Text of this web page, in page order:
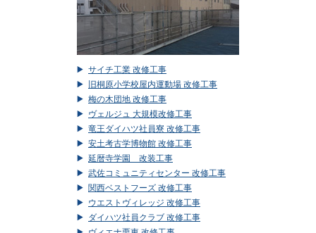
サイチ工業 改修工事
旧桐原小学校屋内運動場 改修工事
梅の木団地 改修工事
ヴェルジュ 大規模改修工事
竜王ダイハツ社員寮 改修工事
安土考古学博物館 改修工事
延暦寺学園 改装工事
武佐コミュニティセンター 改修工事
関西ベストフーズ 改修工事
ウエストヴィレッジ 改修工事
ダイハツ社員クラブ 改修工事